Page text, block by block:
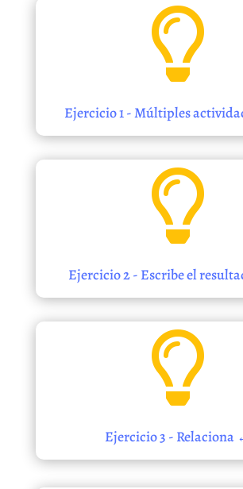

Ejercicio 1 - Múltiples

Ejercicio 2 - Escribe el

Ejercicio 3 - Relaciona